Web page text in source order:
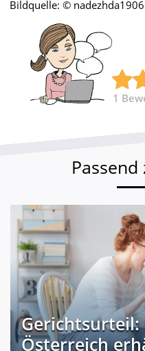
Bildquelle: ©
1
Österreich